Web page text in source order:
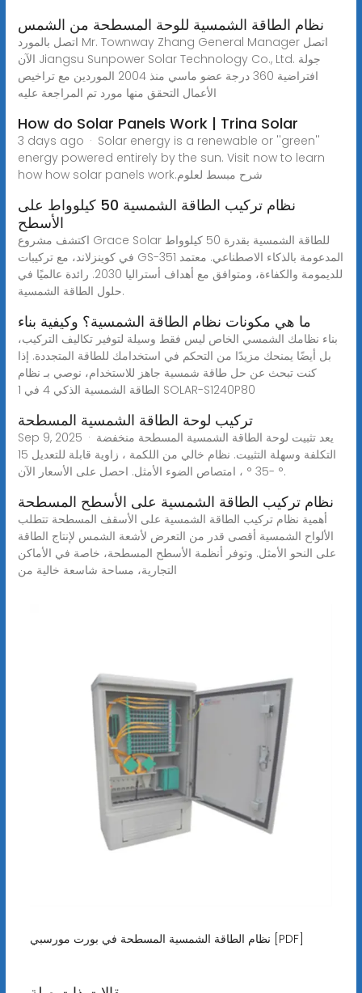
نظام الطاقة الشمسية للوحة المسطحة من الشمس
اتصل بالمورد Mr. Townway Zhang General Manager اتصل
الآن Jiangsu Sunpower Solar Technology Co., Ltd. جولة
افتراضية 360 درجة عضو ماسي منذ 2004 الموردين مع تراخيص
الأعمال التحقق منها مورد تم المراجعة عليه
How do Solar Panels Work | Trina Solar
3 days ago · Solar energy is a renewable or ''green''
energy powered entirely by the sun. Visit now to learn
how how solar panels work.شرح مبسط لعلوم
نظام تركيب الطاقة الشمسية 50 كيلوواط على
الأسطح
اكتشف مشروع Grace Solar للطاقة الشمسية بقدرة 50 كيلوواط
في كوينزلاند، مع تركيبات GS-351 المدعومة بالذكاء الاصطناعي. معتمد
للديمومة والكفاءة، ومتوافق مع أهداف أستراليا 2030. رائدة عالميًا في
حلول الطاقة الشمسية.
ما هي مكونات نظام الطاقة الشمسية؟ وكيفية بناء
بناء نظامك الشمسي الخاص ليس فقط وسيلة لتوفير تكاليف التركيب،
بل أيضًا يمنحك مزيدًا من التحكم في استخدامك للطاقة المتجددة. إذا
كنت تبحث عن حل طاقة شمسية جاهز للاستخدام، نوصي بـ نظام
الطاقة الشمسية الذكي 4 في 1 SOLAR-S1240P80
تركيب لوحة الطاقة الشمسية المسطحة
Sep 9, 2025 · يعد تثبيت لوحة الطاقة الشمسية المسطحة منخفضة
التكلفة وسهلة التثبيت. نظام خالي من اللكمة ، زاوية قابلة للتعديل 15
° -35 ° ، امتصاص الضوء الأمثل. احصل على الأسعار الآن.
نظام تركيب الطاقة الشمسية على الأسطح المسطحة
أهمية نظام تركيب الطاقة الشمسية على الأسقف المسطحة تتطلب
الألواح الشمسية أقصى قدر من التعرض لأشعة الشمس لإنتاج الطاقة
على النحو الأمثل. وتوفر أنظمة الأسطح المسطحة، خاصة في الأماكن
التجارية، مساحة شاسعة خالية من
نظام الطاقة الشمسية المسطحة في بورت مورسبي [PDF]